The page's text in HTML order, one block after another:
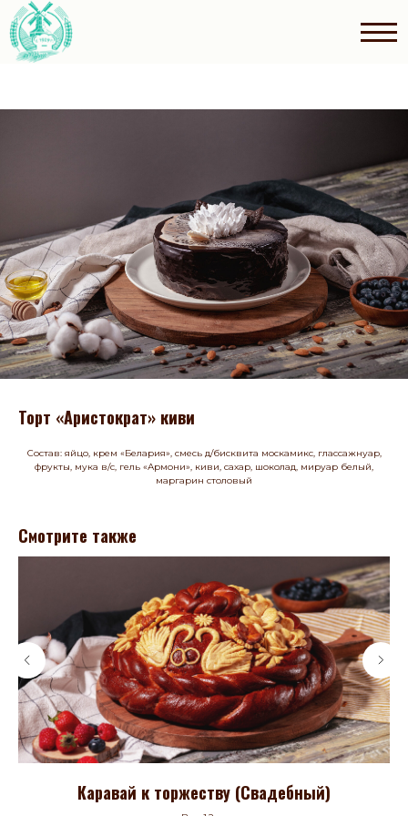
Торт «Аристократ» киви
Состав: яйцо, крем «Белария», смесь д/бисквита москамикс, глассажнуар,
фрукты, мука в/с, гель «Армони», киви, сахар, шоколад, мируар белый,
маргарин столовый
Смотрите также
Каравай к торжеству (Свадебный)